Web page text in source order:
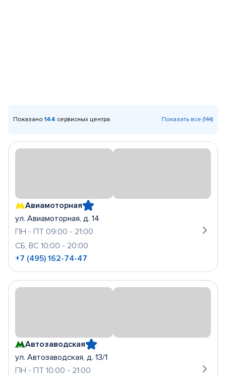
Показано 144 сервисных центра Показать все (144)
Авиамоторная
ул. Авиамоторная, д. 14
ПН - ПТ 09:00 - 21:00
СБ, ВС 10:00 - 20:00
+7 (495) 162-74-47
Автозаводская
ул. Автозаводская, д. 13/1
ПН - ПТ 10:00 - 21:00